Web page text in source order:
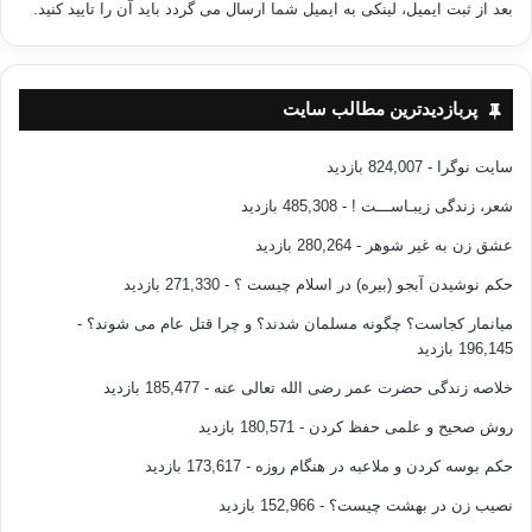
به همین جهت من به هر دختری که وقت آزاد دارد، سفارش می کنم
که به این حالت نماند. برو رانندگی یاد بگیرد، اشکالی ندارد که به
در میان مردم. به آموزش زبان خارجی، کامپیوتر و اینترنت بپردازد،
چون درست نیست وقت را هدر دهیم.
این دقیقاً همان چیزی است که عبدالله بن مسعود می گوید: مسلمان
ایمان پی نمی برد و همان گونه که در «اثر» آمده است: روزی نیست
که بگذرد و به مردم نگوید: من روزی تازه و نو هستم و بر اعمالت
گواه می باشم، پس مرا غنیمت بشمار، زیرا من تا روز قیامت باز
نخواهم گشت.
روزی که می گذرد و تو هیچ بهره از آن نبرده ای، پس بسیار ضرر
کرده ای. نفس هایت سرمایه ات هست، پس اساس عمرت تنها
«نفس ها»ست و کسی که نفس هایش را هدر دهد، به خدا قسم
بعد از ثبت ایمیل، لینکی به ایمیل شما ارسال می گردد باید آن را تایید کنید.
پربازدیدترین مطالب سایت
سایت نوگرا - 824,007 بازدید
شعر، زندگی زیبـاســـت ! - 485,308 بازدید
عشق زن به غیر شوهر - 280,264 بازدید
حکم نوشیدن آبجو (بیره) در اسلام چیست ؟ - 271,330 بازدید
میانمار کجاست؟ چگونه مسلمان شدند؟ و چرا قتل عام می شوند؟ -
196,145 بازدید
خلاصه زندگی حضرت عمر رضی الله تعالی عنه - 185,477 بازدید
روش صحیح و علمی حفظ کردن - 180,571 بازدید
حکم بوسه کردن و ملاعبه در هنگام روزه - 173,617 بازدید
نصیب زن در بهشت چیست؟ - 152,966 بازدید